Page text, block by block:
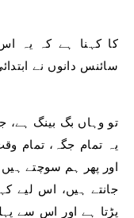
سائنس دانوں نے
یہ تمام جگہ، تمام
اور پھر ہم سوچتے
جانتے ہیں، اس لیے
پڑتا ہے اور اس سے